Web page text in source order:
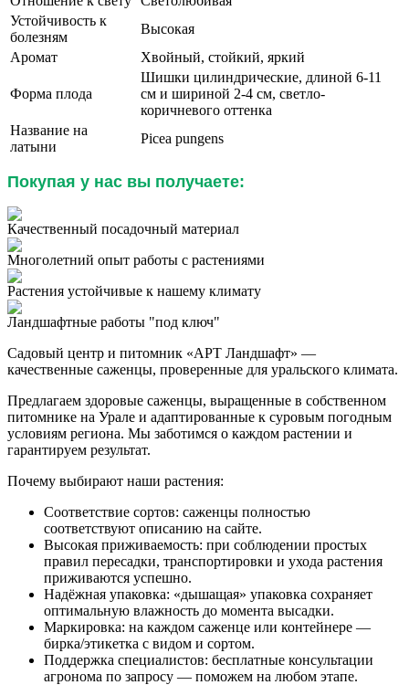
Устойчивость к
болезням
Высокая
Аромат
Хвойный, стойкий, яркий
Форма плода
Шишки цилиндрические, длиной 6-11
см и шириной 2-4 см, светло-
коричневого оттенка
Название на
латыни
Picea pungens
Покупая у нас вы получаете:
Качественный посадочный материал
Многолетний опыт работы с растениями
Растения устойчивые к нашему климату
Ландшафтные работы "под ключ"
Садовый центр и питомник «АРТ Ландшафт» —
качественные саженцы, проверенные для уральского климата.
Предлагаем здоровые саженцы, выращенные в собственном
питомнике на Урале и адаптированные к суровым погодным
условиям региона. Мы заботимся о каждом растении и
гарантируем результат.
Почему выбирают наши растения:
Соответствие сортов: саженцы полностью
соответствуют описанию на сайте.
Высокая приживаемость: при соблюдении простых
правил пересадки, транспортировки и ухода растения
приживаются успешно.
Надёжная упаковка: «дышащая» упаковка сохраняет
оптимальную влажность до момента высадки.
Маркировка: на каждом саженце или контейнере —
бирка/этикетка с видом и сортом.
Поддержка специалистов: бесплатные консультации
агронома по запросу — поможем на любом этапе.